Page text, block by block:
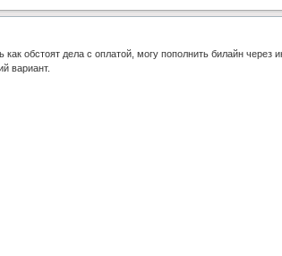
обстоят дела с оплатой, могу пополнить билайн через
вариант.